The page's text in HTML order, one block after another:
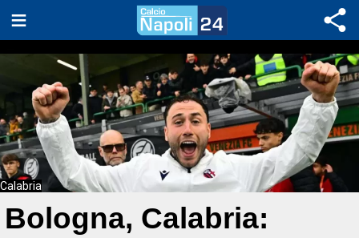
Calabria
Bologna, Calabria: